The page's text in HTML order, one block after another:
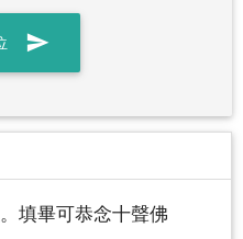
send
填畢可恭念十聲佛